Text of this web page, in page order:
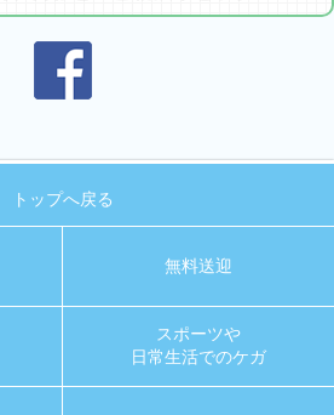
トップへ戻る
無料送迎
スポーツや
日常生活でのケガ